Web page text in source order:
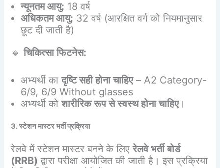
न्यूनतम आयु: 18 वर्ष
अधिकतम आयु: 32 वर्ष (आरक्षित वर्ग को नियमानुसार
छूट दी जाती है)
🔹चिकित्सा फिटनेस:
अभ्यर्थी कादृष्टि सही होना चाहिए– A2 Category-
6/9, 6/9 Without glasses
अभ्यर्थी कोशारीरिक रूप से स्वस्थ होना चाहिए।
3. स्टेशन मास्टर भर्ती प्रक्रिया
रेलवे में स्टेशन मास्टर बनने के लिएरेलवे भर्ती बोर्ड
(RRB) द्वारा परीक्षा आयोजित की जाती है। इस प्रक्रिया